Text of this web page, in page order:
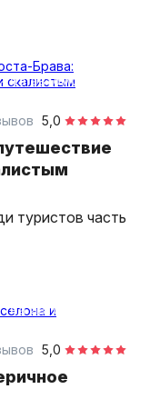
на автомобиле
5,0
туристов часть
на автомобиле
5,0